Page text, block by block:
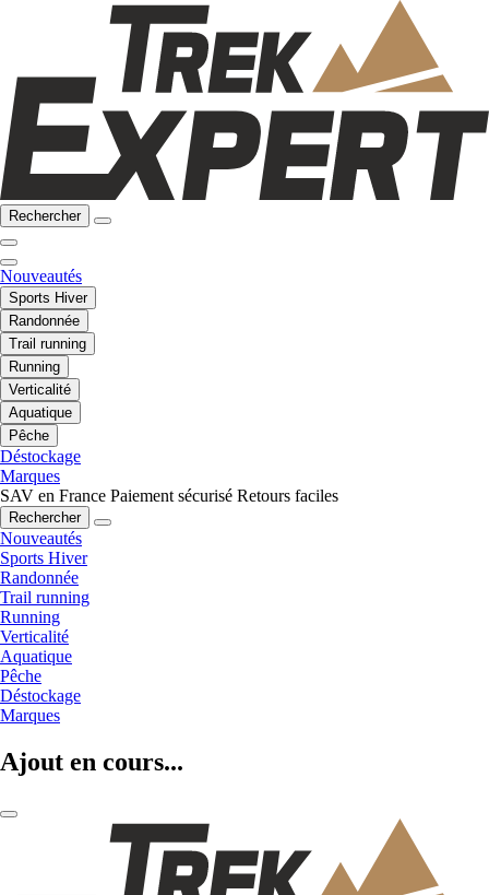
Rechercher
Nouveautés
Sports Hiver
Randonnée
Trail running
Running
Verticalité
Aquatique
Pêche
Déstockage
Marques
SAV en France Paiement sécurisé Retours faciles
Rechercher
Nouveautés
Sports Hiver
Randonnée
Trail running
Running
Verticalité
Aquatique
Pêche
Déstockage
Marques
Ajout en cours...